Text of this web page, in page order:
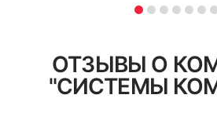
ОТЗЫВЫ О
"СИСТЕМЫ